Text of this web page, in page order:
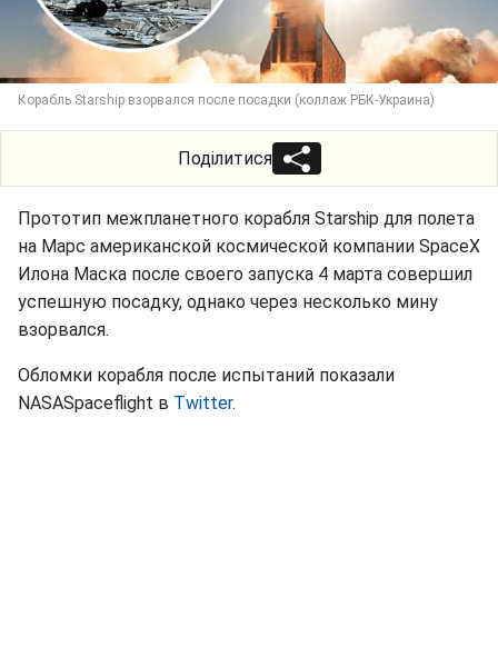
Корабль Starship взорвался после посадки (коллаж РБК-Украина)
Поділитися
Прототип межпланетного корабля Starship для полета
на Марс американской космической компании SpaceX
Илона Маска после своего запуска 4 марта совершил
успешную посадку, однако через несколько мину
взорвался.
Обломки корабля после испытаний показали
NASASpaceflight в Twitter.